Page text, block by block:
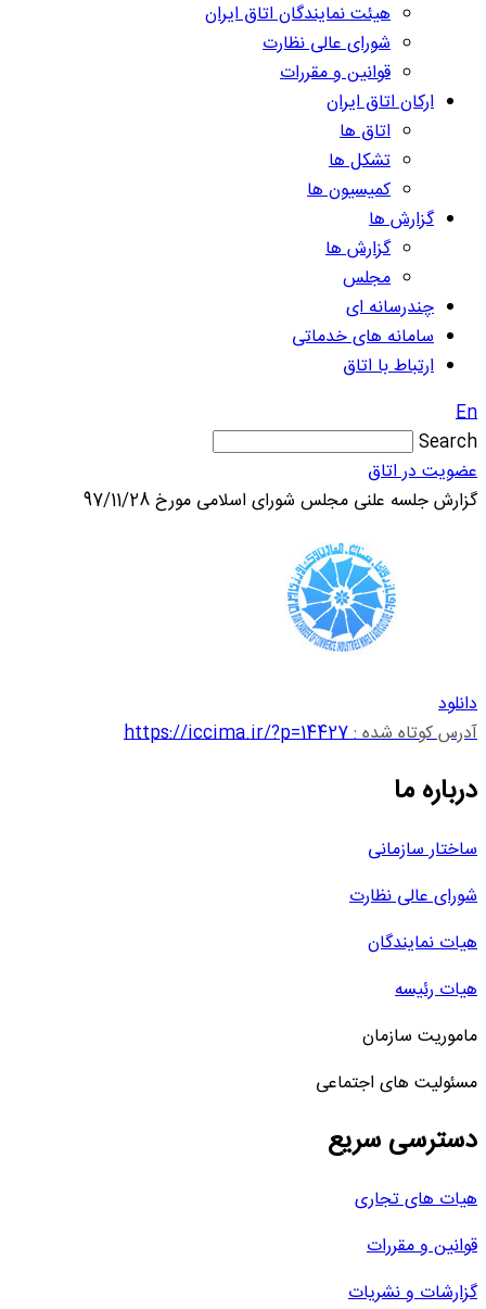
هیئت نمایندگان اتاق ایران
شورای عالی نظارت
قوانین و مقررات
ارکان اتاق ایران
اتاق ها
تشکل ها
کمیسیون ها
گزارش ها
گزارش ها
مجلس
چندرسانه ای
سامانه های خدماتی
ارتباط با اتاق
En
Search
عضویت در اتاق
گزارش جلسه علنی مجلس شورای اسلامی مورخ 97/11/28
دانلود
آدرس کوتاه شده :https://iccima.ir/?p=14427
درباره ما
ساختار سازمانی
شورای عالی نظارت
هیات نمایندگان
هیات رئیسه
ماموریت سازمان
مسئولیت های اجتماعی
دسترسی سریع
هیات های تجاری
قوانین و مقررات
گزارشات و نشریات